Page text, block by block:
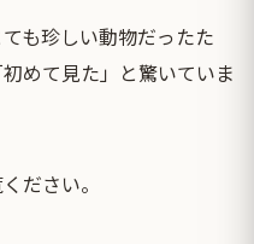
も珍しい動物だったた
めて見た」と驚いていま
ださい。